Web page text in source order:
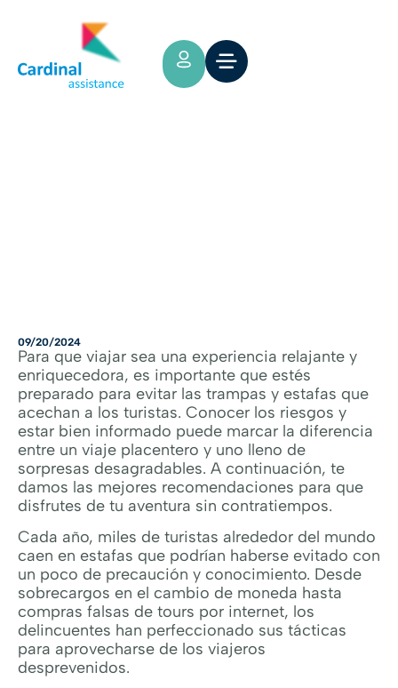
09/20/2024
Para que viajar sea una experiencia relajante y
enriquecedora, es importante que estés
preparado para evitar las trampas y estafas que
acechan a los turistas. Conocer los riesgos y
estar bien informado puede marcar la diferencia
entre un viaje placentero y uno lleno de
sorpresas desagradables. A continuación, te
damos las mejores recomendaciones para que
disfrutes de tu aventura sin contratiempos.
Cada año, miles de turistas alrededor del mundo
caen en estafas que podrían haberse evitado con
un poco de precaución y conocimiento. Desde
sobrecargos en el cambio de moneda hasta
compras falsas de tours por internet, los
delincuentes han perfeccionado sus tácticas
para aprovecharse de los viajeros
desprevenidos.